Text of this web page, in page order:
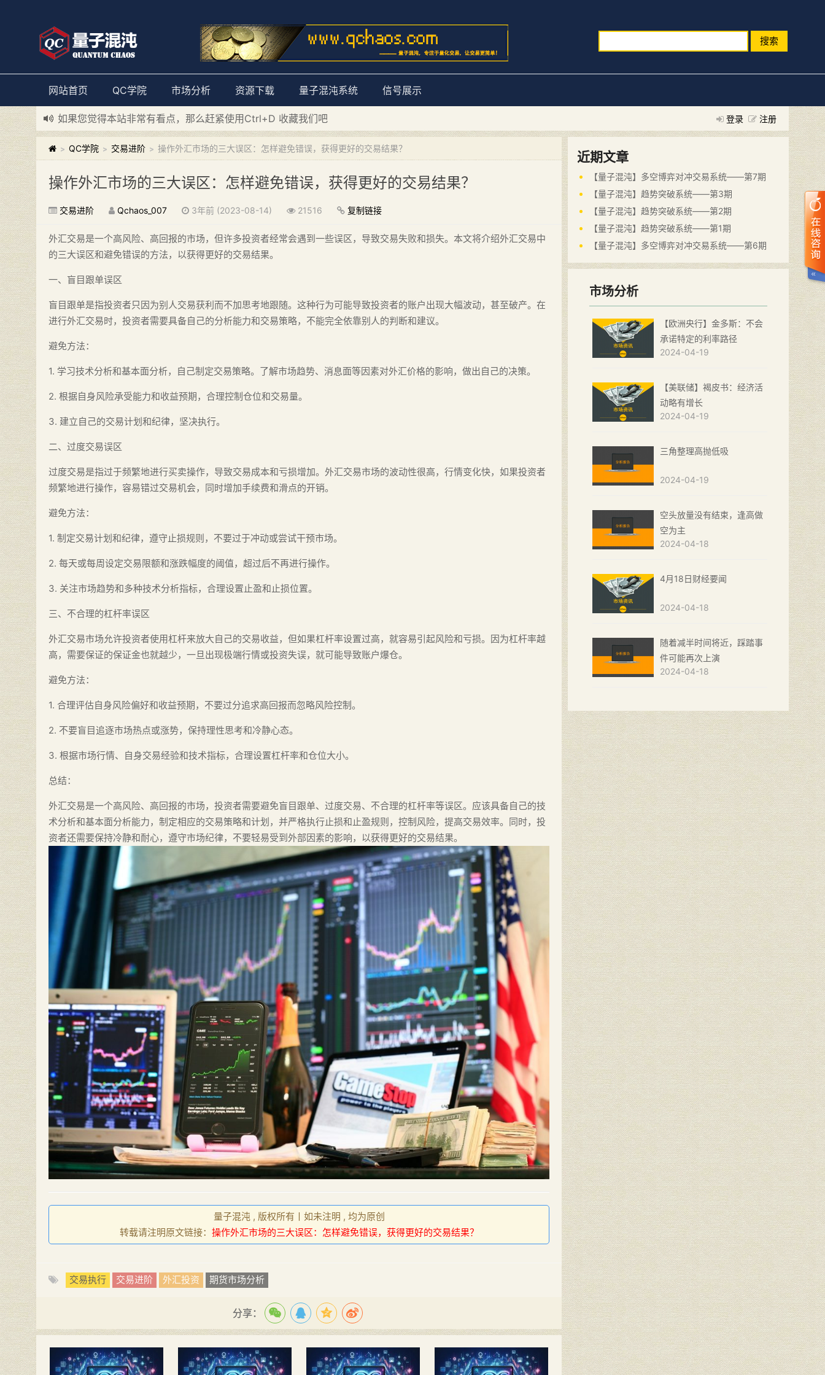
搜索
网站首页 QC学院 市场分析 资源下载 量子混沌系统 信号展示
登录 注册
如果您觉得本站非常有看点，那么赶紧使用Ctrl+D 收藏我们吧
新添加量子混沌系统板块，欢迎大家访问！---“量子混沌系统”
> QC学院 > 交易进阶 > 操作外汇市场的三大误区：怎样避免错误，获得更好的交易结果？
操作外汇市场的三大误区：怎样避免错误，获得更好的交易结果？
交易进阶 Qchaos_007 3年前 (2023-08-14) 21516 复制链接
外汇交易是一个高风险、高回报的市场，但许多投资者经常会遇到一些误区，导致交易失败和损失。本文将介绍外汇交易中
的三大误区和避免错误的方法，以获得更好的交易结果。
一、盲目跟单误区
盲目跟单是指投资者只因为别人交易获利而不加思考地跟随。这种行为可能导致投资者的账户出现大幅波动，甚至破产。在
进行外汇交易时，投资者需要具备自己的分析能力和交易策略，不能完全依靠别人的判断和建议。
避免方法：
1. 学习技术分析和基本面分析，自己制定交易策略。了解市场趋势、消息面等因素对外汇价格的影响，做出自己的决策。
2. 根据自身风险承受能力和收益预期，合理控制仓位和交易量。
3. 建立自己的交易计划和纪律，坚决执行。
二、过度交易误区
过度交易是指过于频繁地进行买卖操作，导致交易成本和亏损增加。外汇交易市场的波动性很高，行情变化快，如果投资者
频繁地进行操作，容易错过交易机会，同时增加手续费和滑点的开销。
避免方法：
1. 制定交易计划和纪律，遵守止损规则，不要过于冲动或尝试干预市场。
2. 每天或每周设定交易限额和涨跌幅度的阈值，超过后不再进行操作。
3. 关注市场趋势和多种技术分析指标，合理设置止盈和止损位置。
三、不合理的杠杆率误区
外汇交易市场允许投资者使用杠杆来放大自己的交易收益，但如果杠杆率设置过高，就容易引起风险和亏损。因为杠杆率越
高，需要保证的保证金也就越少，一旦出现极端行情或投资失误，就可能导致账户爆仓。
避免方法：
1. 合理评估自身风险偏好和收益预期，不要过分追求高回报而忽略风险控制。
2. 不要盲目追逐市场热点或涨势，保持理性思考和冷静心态。
3. 根据市场行情、自身交易经验和技术指标，合理设置杠杆率和仓位大小。
总结：
外汇交易是一个高风险、高回报的市场，投资者需要避免盲目跟单、过度交易、不合理的杠杆率等误区。应该具备自己的技
术分析和基本面分析能力，制定相应的交易策略和计划，并严格执行止损和止盈规则，控制风险，提高交易效率。同时，投
资者还需要保持冷静和耐心，遵守市场纪律，不要轻易受到外部因素的影响，以获得更好的交易结果。
量子混沌 , 版权所有丨如未注明 , 均为原创
转载请注明原文链接： 操作外汇市场的三大误区：怎样避免错误，获得更好的交易结果？
交易执行 交易进阶 外汇投资 期货市场分析
分享：
近期文章
【量子混沌】多空博弈对冲交易系统——第7期
【量子混沌】趋势突破系统——第3期
【量子混沌】趋势突破系统——第2期
【量子混沌】趋势突破系统——第1期
【量子混沌】多空博弈对冲交易系统——第6期
市场分析
【欧洲央行】金多斯：不会
承诺特定的利率路径
2024-04-19
【美联储】褐皮书：经济活
动略有增长
2024-04-19
三角整理高抛低吸
2024-04-19
空头放量没有结束，逢高做
空为主
2024-04-18
4月18日财经要闻
2024-04-18
随着减半时间将近，踩踏事
件可能再次上演
2024-04-18